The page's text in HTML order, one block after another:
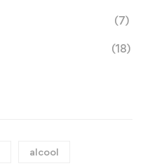
(7)
(18)
alcool